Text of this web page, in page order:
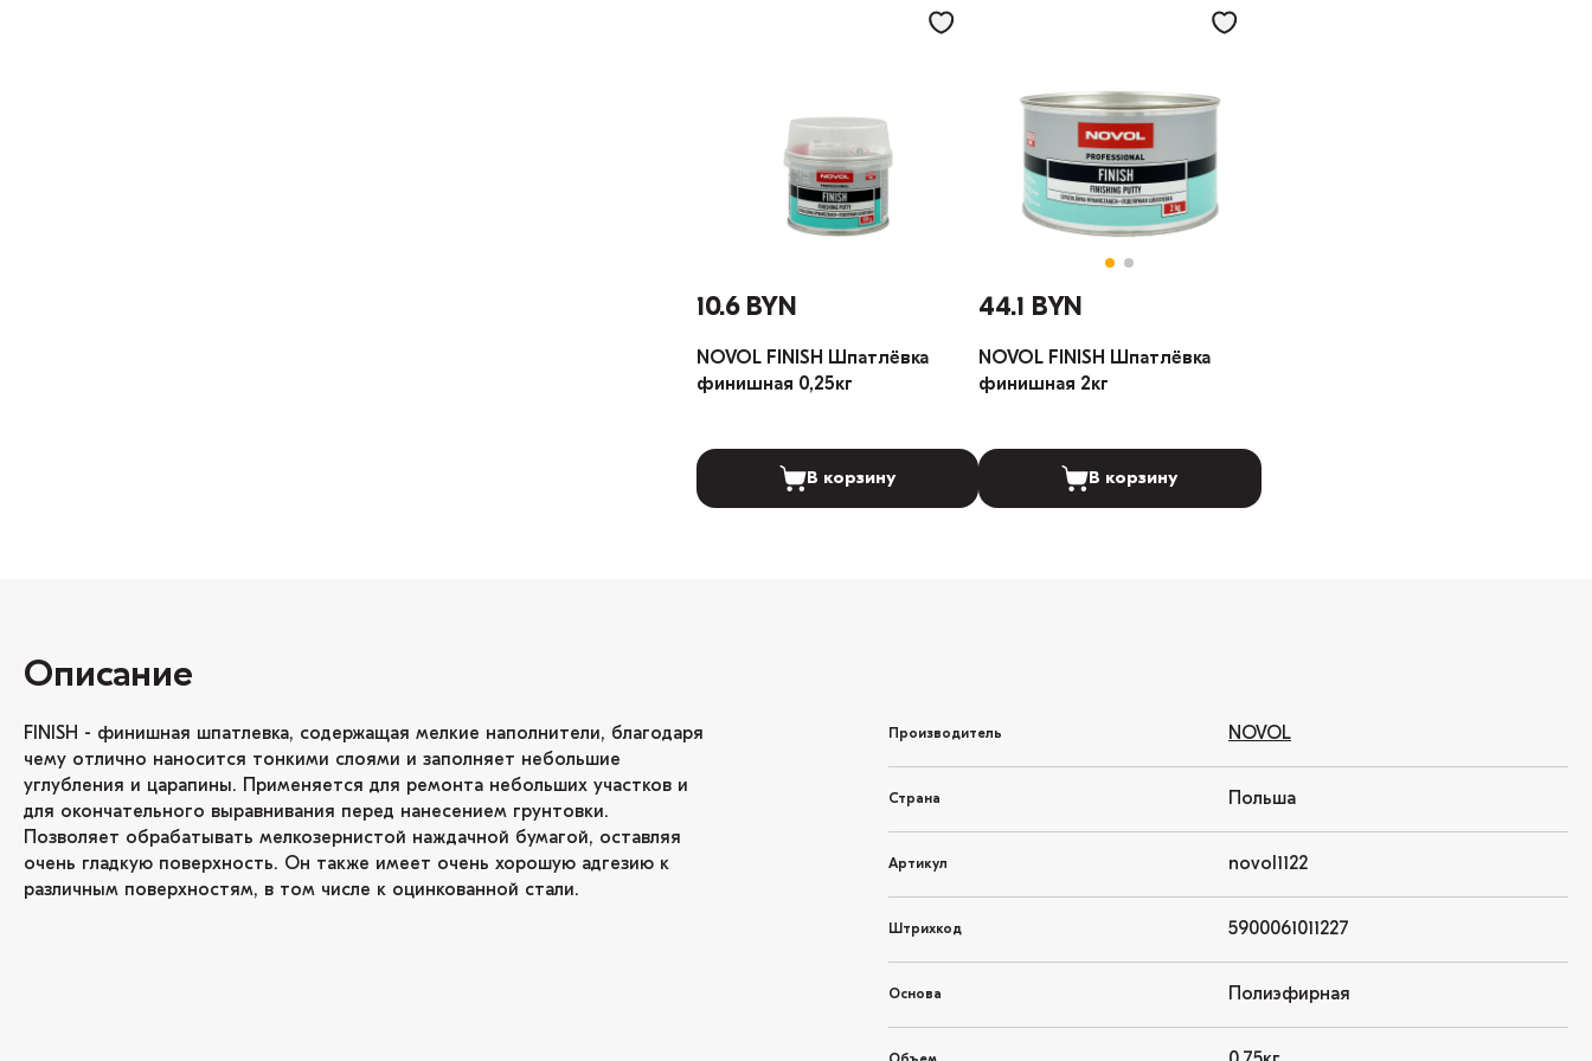
10.6 BYN
NOVOL FINISH Шпатлёвка
финишная 0,25кг
В корзину
44.1 BYN
NOVOL FINISH Шпатлёвка
финишная 2кг
В корзину
Описание
FINISH - финишная шпатлевка, содержащая мелкие наполнители, благодаря
чему отлично наносится тонкими слоями и заполняет небольшие
углубления и царапины. Применяется для ремонта небольших участков и
для окончательного выравнивания перед нанесением грунтовки.
Позволяет обрабатывать мелкозернистой наждачной бумагой, оставляя
очень гладкую поверхность. Он также имеет очень хорошую адгезию к
различным поверхностям, в том числе к оцинкованной стали.
Производитель NOVOL
Страна Польша
Артикул novol1122
Штрихкод 5900061011227
Основа Полиэфирная